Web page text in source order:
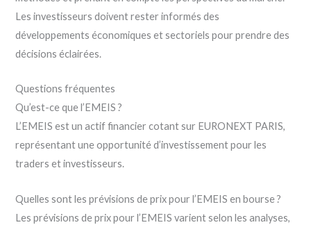
Les investisseurs doivent rester informés des
développements économiques et sectoriels pour prendre des
décisions éclairées.
Questions fréquentes
Qu’est-ce que l’EMEIS ?
L’EMEIS est un actif financier cotant sur EURONEXT PARIS,
représentant une opportunité d’investissement pour les
traders et investisseurs.
Quelles sont les prévisions de prix pour l’EMEIS en bourse ?
Les prévisions de prix pour l’EMEIS varient selon les analyses,